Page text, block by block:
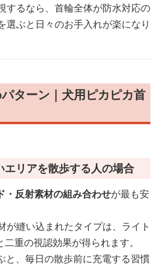
するなら、首輪全体が防水対応の
選ぶと日々のお手入れが楽になり
ターン｜犬用ピカピカ首
エリアを散歩する人の場合
・反射素材の組み合わせが最も安
が縫い込まれたタイプは、ライト
重の視認効果が得られます。
と、毎日の散歩前に充電する習慣